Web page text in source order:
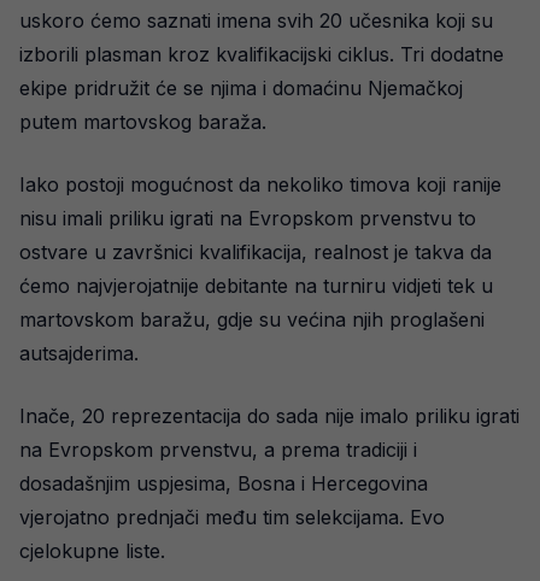
uskoro ćemo saznati imena svih 20 učesnika koji su
izborili plasman kroz kvalifikacijski ciklus. Tri dodatne
ekipe pridružit će se njima i domaćinu Njemačkoj
putem martovskog baraža.
Iako postoji mogućnost da nekoliko timova koji ranije
nisu imali priliku igrati na Evropskom prvenstvu to
ostvare u završnici kvalifikacija, realnost je takva da
ćemo najvjerojatnije debitante na turniru vidjeti tek u
martovskom baražu, gdje su većina njih proglašeni
autsajderima.
Inače, 20 reprezentacija do sada nije imalo priliku igrati
na Evropskom prvenstvu, a prema tradiciji i
dosadašnjim uspjesima, Bosna i Hercegovina
vjerojatno prednjači među tim selekcijama. Evo
cjelokupne liste.